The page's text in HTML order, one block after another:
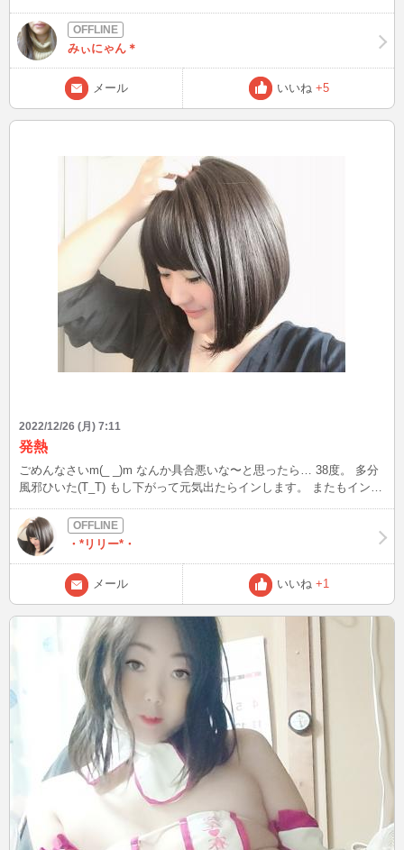
みぃにゃん＊
メール いいね +5
2022/12/26 (月) 7:11
発熱
ごめんなさいm(_ _)m なんか具合悪いな〜と思ったら… 38度。 多分
風邪ひいた(T_T) もし下がって元気出たらインします。 またもインす
ごめんね。
・*リリー*・
メール いいね +1